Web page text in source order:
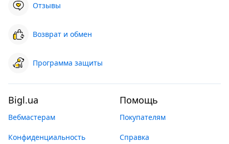
Отзывы
Возврат и обмен
Программа защиты
Bigl.ua
Вебмастерам
Конфиденциальность
Помощь
Покупателям
Справка